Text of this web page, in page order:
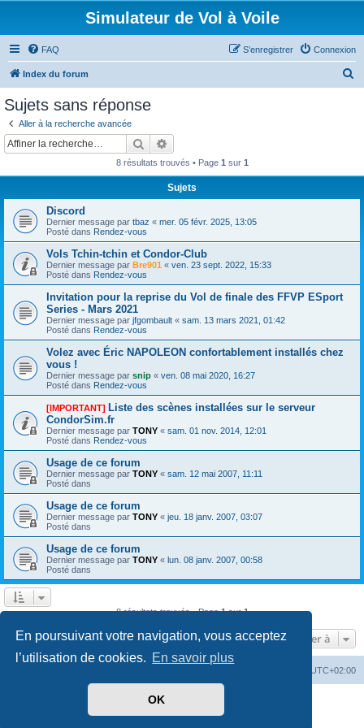
En poursuivant votre navigation, vous acceptez
l’utilisation de cookies. En savoir plus
OK
Simulateur de Vol à Voile
FAQ Connexion
S’enregistrer
Index du forum
Sujets sans réponse
Aller à la recherche avancée
Rechercher
8 résultats trouvés • Page 1 sur 1
Sujets
Discord
Dernier message par tbaz « mer. 05 févr. 2025, 13:05
Posté dans Rendez-vous
Vols Tchin-tchin et Condor-Club
Dernier message par Bre901 « ven. 23 sept. 2022, 15:33
Posté dans Rendez-vous
Invitation pour la reprise du Vol de finale des FFVP ESport
Series - Mars 2021
Dernier message par jfgombault « sam. 13 mars 2021, 01:42
Posté dans Rendez-vous
Volez avec Éric NAPOLEON confortablement installés chez
vous !
Dernier message par snip « ven. 08 mai 2020, 16:27
Posté dans Rendez-vous
[IMPORTANT] Liste des scènes installées sur le serveur
CondorSim.fr
Dernier message par TONY « sam. 01 nov. 2014, 12:01
Posté dans Rendez-vous
Usage de ce forum
Dernier message par TONY « sam. 12 mai 2007, 11:11
Posté dans
Usage de ce forum
Dernier message par TONY « jeu. 18 janv. 2007, 03:07
Posté dans
Usage de ce forum
Dernier message par TONY « lun. 08 janv. 2007, 00:58
Posté dans
8 résultats trouvés • Page1sur1
Aller à
UTC+02:00
phpBB ® Forum Software © phpBB Limited
phpBB-fr.com